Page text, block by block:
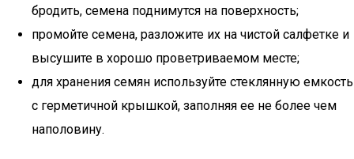
бродить, семена поднимутся на поверхность;
промойте семена, разложите их на чистой салфетке и
высушите в хорошо проветриваемом месте;
для хранения семян используйте стеклянную емкость
с герметичной крышкой, заполняя ее не более чем
наполовину.